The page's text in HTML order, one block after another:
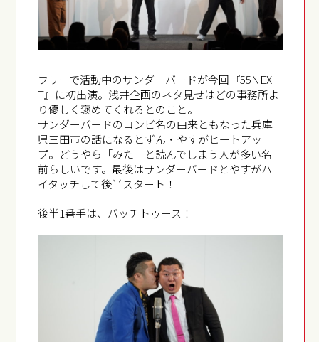
フリーで活動中のサンダーバードが今回『55NEX
T』に初出演。浅井企画のネタ見せはどの事務所よ
り優しく褒めてくれるとのこと。
サンダーバードのコンビ名の由来ともなった兵庫
県三田市の話になるとずん・やすがヒートアッ
プ。どうやら「みた」と読んでしまう人が多い名
前らしいです。最後はサンダーバードとやすがハ
イタッチして後半スタート！
後半1番手は、バッチトゥース！